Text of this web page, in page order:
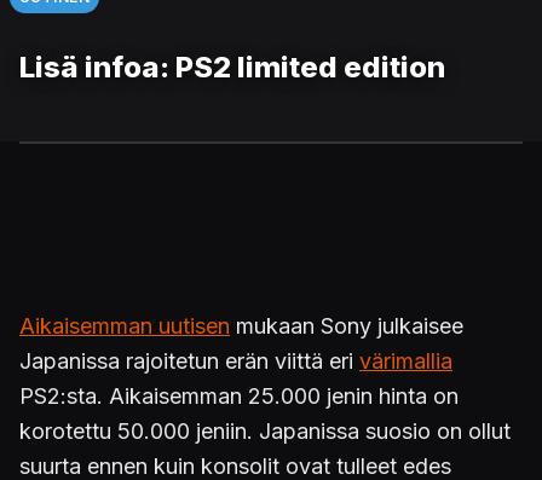
Lisä infoa: PS2 limited edition
Aikaisemman uutisen mukaan Sony julkaisee
Japanissa rajoitetun erän viittä eri värimallia
PS2:sta. Aikaisemman 25.000 jenin hinta on
korotettu 50.000 jeniin. Japanissa suosio on ollut
suurta ennen kuin konsolit ovat tulleet edes